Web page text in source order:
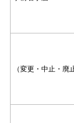
（変更・中止・廃